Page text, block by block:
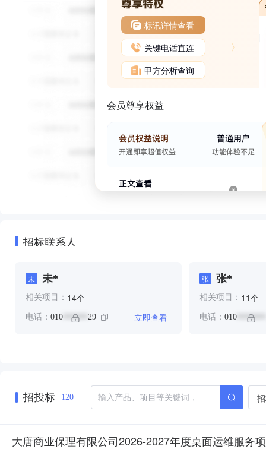
标讯详情查看
关键电话直连
甲方分析查询
会员尊享权益
招标联系人
未 未*
相关项目： 14个
电话： 010 ****** 29 立即查看
张 张*
相关项目： 11个
电话： 010*******
招投标 120
大唐商业保理有限公司2026-2027年度桌面运维服务